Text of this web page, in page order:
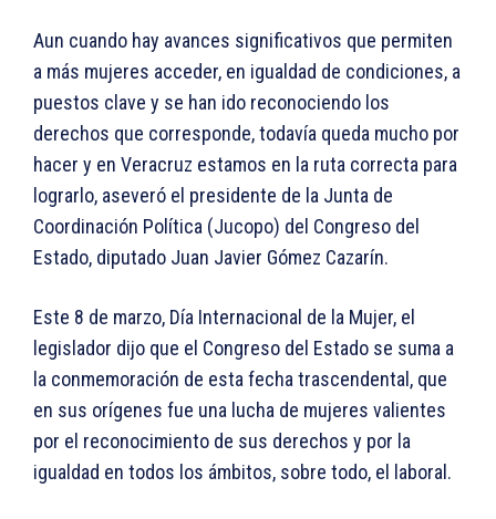
Aun cuando hay avances significativos que permiten
a más mujeres acceder, en igualdad de condiciones, a
puestos clave y se han ido reconociendo los
derechos que corresponde, todavía queda mucho por
hacer y en Veracruz estamos en la ruta correcta para
lograrlo, aseveró el presidente de la Junta de
Coordinación Política (Jucopo) del Congreso del
Estado, diputado Juan Javier Gómez Cazarín.
Este 8 de marzo, Día Internacional de la Mujer, el
legislador dijo que el Congreso del Estado se suma a
la conmemoración de esta fecha trascendental, que
en sus orígenes fue una lucha de mujeres valientes
por el reconocimiento de sus derechos y por la
igualdad en todos los ámbitos, sobre todo, el laboral.